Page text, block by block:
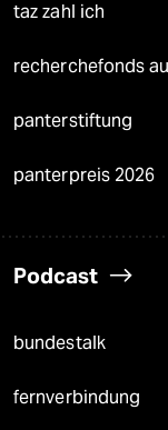
taz zahl ich
recherchefonds
panterstiftung
panterpreis 2026
Podcast
bundestalk
fernverbindung